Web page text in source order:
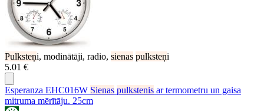
Pulksteņi, modinātāji, radio, sienas pulksteņi
5.01 €
Esperanza EHC016W Sienas pulkstenis ar termometru un gaisa
mitruma mērītāju. 25cm